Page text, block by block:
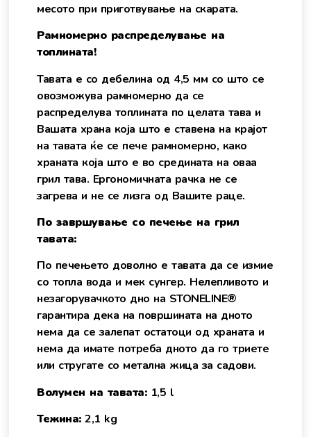
месото при приготвување на скарата.
Рамномерно распределување на
топлината!
Тавата е со дебелина од 4,5 мм со што се
овозможува рамномерно да се
распределува топлината по целата тава и
Вашата храна која што е ставена на крајот
на тавата ќе се пече рамномерно, како
храната која што е во средината на оваа
грил тава. Ергономичната рачка не се
загрева и не се лизга од Вашите раце.
По завршување со печење на грил
тавата:
По печењето доволно е тавата да се измие
со топла вода и мек сунгер. Нелепливото и
незагорувачкото дно на STONELINE®
гарантира дека на површината на дното
нема да се залепат остатоци од храната и
нема да имате потреба дното да го триете
или стругате со метална жица за садови.
Волумен на тавата:1,5 l
Тежина:2,1 kg